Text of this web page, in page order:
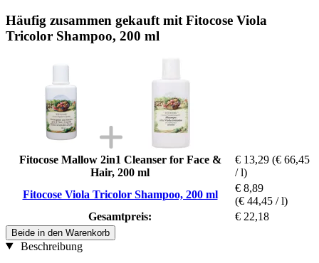
Häufig zusammen gekauft mit Fitocose Viola
Tricolor Shampoo, 200 ml
Fitocose Mallow 2in1 Cleanser for Face &
Hair, 200 ml
€ 13,29 (€ 66,45
/ l)
Fitocose Viola Tricolor Shampoo, 200 ml
€ 8,89
(€ 44,45 / l)
Gesamtpreis:
€ 22,18
Beide in den Warenkorb
Beschreibung